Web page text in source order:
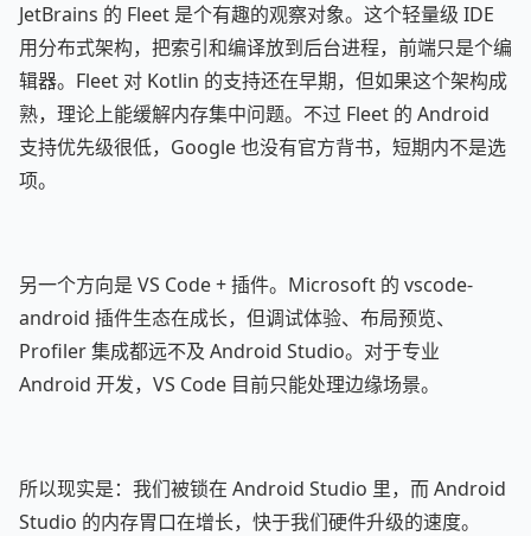
JetBrains 的 Fleet 是个有趣的观察对象。这个轻量级 IDE
用分布式架构，把索引和编译放到后台进程，前端只是个编
辑器。Fleet 对 Kotlin 的支持还在早期，但如果这个架构成
熟，理论上能缓解内存集中问题。不过 Fleet 的 Android
支持优先级很低，Google 也没有官方背书，短期内不是选
项。
另一个方向是 VS Code + 插件。Microsoft 的 vscode-
android 插件生态在成长，但调试体验、布局预览、
Profiler 集成都远不及 Android Studio。对于专业
Android 开发，VS Code 目前只能处理边缘场景。
所以现实是：我们被锁在 Android Studio 里，而 Android
Studio 的内存胃口在增长，快于我们硬件升级的速度。